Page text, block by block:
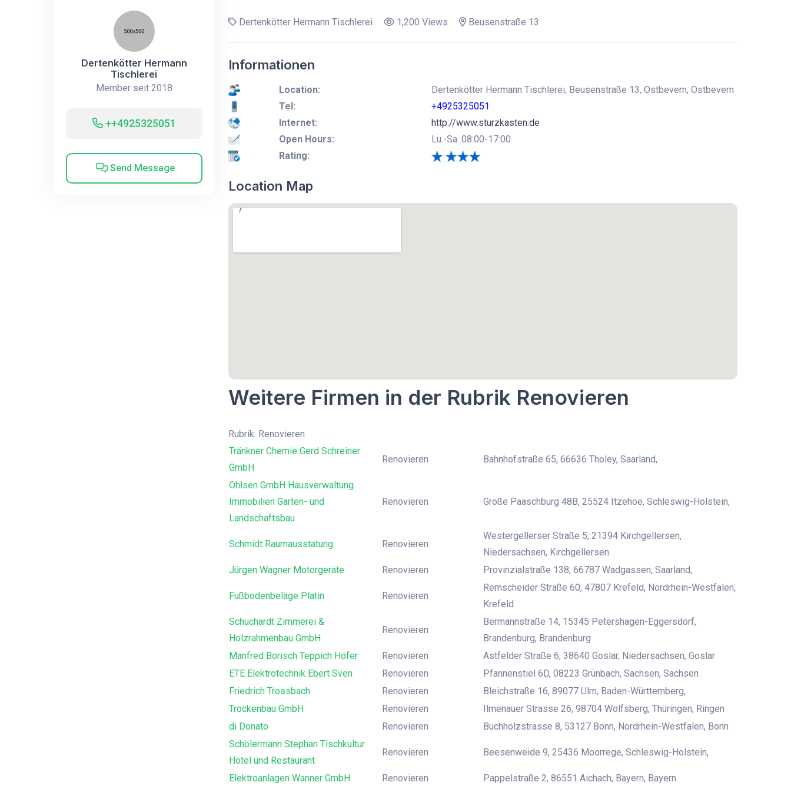
Dertenkötter Hermann
Tischlerei
Member seit 2018
++4925325051
Send Message
Dertenkötter Hermann Tischlerei 1,200 Views Beusenstraße 13
Informationen
Location:
Dertenkötter Hermann Tischlerei, Beusenstraße 13, Ostbevern, Ostbevern
Tel:
+4925325051
Internet:
http://www.sturzkasten.de
Open Hours:
Lu.-Sa. 08:00-17:00
Rating:
Location Map
Weitere Firmen in der Rubrik Renovieren
Rubrik: Renovieren
Tränkner Chemie Gerd Schreiner
GmbH
Renovieren Bahnhofstraße 65, 66636 Tholey, Saarland,
Ohlsen GmbH Hausverwaltung
Immobilien Garten- und
Landschaftsbau
Renovieren Große Paaschburg 48B, 25524 Itzehoe, Schleswig-Holstein,
Schmidt Raumausstatung Renovieren
Westergellerser Straße 5, 21394 Kirchgellersen,
Niedersachsen, Kirchgellersen
Jürgen Wagner Motorgeräte
Renovieren Provinzialstraße 138, 66787 Wadgassen, Saarland,
Fußbodenbeläge Platin Renovieren
Remscheider Straße 60, 47807 Krefeld, Nordrhein-Westfalen,
Krefeld
Schuchardt Zimmerei &
Holzrahmenbau GmbH
Renovieren
Bermannstraße 14, 15345 Petershagen-Eggersdorf,
Brandenburg, Brandenburg
Manfred Borisch Teppich Höfer
Renovieren
Astfelder Straße 6, 38640 Goslar, Niedersachsen, Goslar
ETE Elektrotechnik Ebert Sven
Renovieren
Pfannenstiel 6D, 08223 Grünbach, Sachsen, Sachsen
Friedrich Trossbach
Renovieren
Bleichstraße 16, 89077 Ulm, Baden-Württemberg,
Trockenbau GmbH
Renovieren
Ilmenauer Strasse 26, 98704 Wolfsberg, Thüringen, Ringen
di Donato
Renovieren
Buchholzstrasse 8, 53127 Bonn, Nordrhein-Westfalen, Bonn
Schölermann Stephan Tischkultur
Hotel und Restaurant
Renovieren Beesenweide 9, 25436 Moorrege, Schleswig-Holstein,
Elektroanlagen Wanner GmbH Renovieren Pappelstraße 2, 86551 Aichach, Bayern, Bayern